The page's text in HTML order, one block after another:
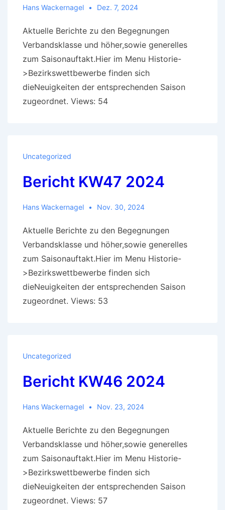
Hans Wackernagel Dez. 7, 2024
Aktuelle Berichte zu den Begegnungen
Verbandsklasse und höher,sowie generelles
zum Saisonauftakt.Hier im Menu Historie-
>Bezirkswettbewerbe finden sich
dieNeuigkeiten der entsprechenden Saison
zugeordnet. Views: 54
Uncategorized
Bericht KW47 2024
Hans Wackernagel Nov. 30, 2024
Aktuelle Berichte zu den Begegnungen
Verbandsklasse und höher,sowie generelles
zum Saisonauftakt.Hier im Menu Historie-
>Bezirkswettbewerbe finden sich
dieNeuigkeiten der entsprechenden Saison
zugeordnet. Views: 53
Uncategorized
Bericht KW46 2024
Hans Wackernagel Nov. 23, 2024
Aktuelle Berichte zu den Begegnungen
Verbandsklasse und höher,sowie generelles
zum Saisonauftakt.Hier im Menu Historie-
>Bezirkswettbewerbe finden sich
dieNeuigkeiten der entsprechenden Saison
zugeordnet. Views: 57